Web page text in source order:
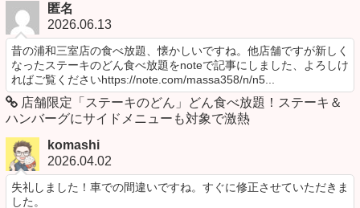
匿名
2026.06.13
昔の浦和三室店の食べ放題、懐かしいですね。他店舗ですが新しく
なったステーキのどん食べ放題をnoteで記事にしました、よろしけ
ればご覧くださいhttps://note.com/massa358/n/n5...
店舗限定「ステーキのどん」どん食べ放題！ステーキ＆
ハンバーグにサイドメニューも対象で激熱
komashi
2026.04.02
失礼しました！車での間違いですね。すぐに修正させていただきま
した。